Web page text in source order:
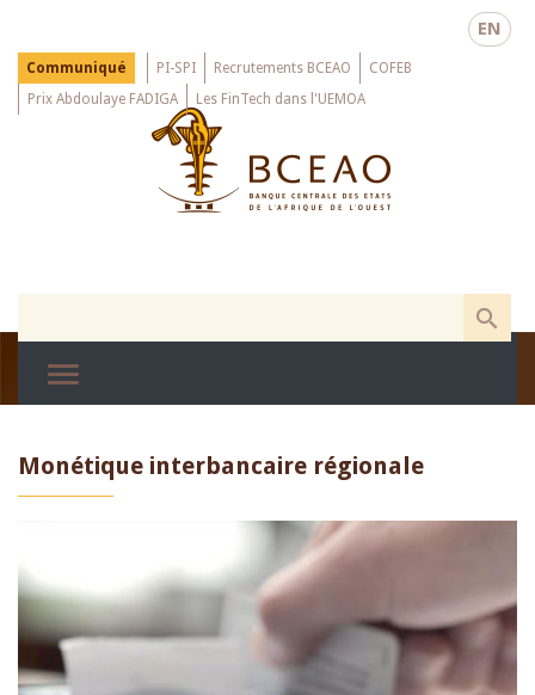
main
EN
Menu
Top
Communiqué PI-SPI Recrutements BCEAO
COFEB
Prix Abdoulaye FADIGA
Les FinTech dans l'UEMOA
Monétique interbancaire régionale